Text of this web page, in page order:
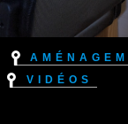
Vidéos